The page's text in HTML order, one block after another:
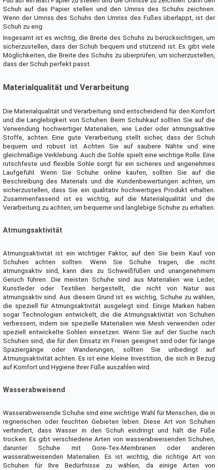
Schuh auf das Papier stellen und den Umriss des Schuhs zeichnen.
Wenn der Umriss des Schuhs den Umriss des Fußes überlappt, ist der
Schuh zu eng.
Insgesamt ist es wichtig, die Breite des Schuhs zu berücksichtigen, um
sicherzustellen, dass der Schuh bequem und stützend ist. Es gibt viele
Möglichkeiten, die Breite des Schuhs zu überprüfen, um sicherzustellen,
dass der Schuh perfekt passt.
Materialqualität und Verarbeitung
Die Materialqualität und Verarbeitung sind entscheidend für den Komfort
und die Langlebigkeit von Schuhen. Beim Schuhkauf sollten Sie auf die
Verwendung hochwertiger Materialien, wie Leder oder atmungsaktive
Stoffe, achten. Eine gute Verarbeitung stellt sicher, dass der Schuh
bequem und robust ist. Achten Sie auf saubere Nähte und eine
gleichmäßige Verklebung. Auch die Sohle spielt eine wichtige Rolle. Eine
rutschfeste und flexible Sohle sorgt für ein sicheres und angenehmes
Laufgefühl. Wenn Sie Schuhe online kaufen, sollten Sie auf die
Beschreibung des Materials und die Kundenbewertungen achten, um
sicherzustellen, dass Sie ein qualitativ hochwertiges Produkt erhalten.
Zusammenfassend ist es wichtig, auf die Materialqualität und die
Verarbeitung zu achten, um bequeme und langlebige Schuhe zu erhalten.
Atmungsaktivität
Atmungsaktivität ist ein wichtiger Faktor, auf den Sie beim Kauf von
Schuhen achten sollten. Wenn Sie Schuhe tragen, die nicht
atmungsaktiv sind, kann dies zu Schweißfüßen und unangenehmem
Geruch führen. Die meisten Schuhe sind aus Materialien wie Leder,
Kunstleder oder Textilien hergestellt, die nicht von Natur aus
atmungsaktiv sind. Aus diesem Grund ist es wichtig, Schuhe zu wählen,
die speziell für Atmungsaktivität ausgelegt sind. Einige Marken haben
sogar Technologien entwickelt, die die Atmungsaktivität von Schuhen
verbessern, indem sie spezielle Materialien wie Mesh verwenden oder
speziell entwickelte Sohlen einsetzen. Wenn Sie auf der Suche nach
Schuhen sind, die für den Einsatz im Freien geeignet sind oder für lange
Spaziergänge oder Wanderungen, sollten Sie unbedingt auf
Atmungsaktivität achten. Es ist eine kleine Investition, die sich in Bezug
auf Komfort und Hygiene Ihrer Füße auszahlen wird.
Wasserabweisend
Wasserabweisende Schuhe sind eine wichtige Wahl für Menschen, die in
regnerischen oder feuchten Gebieten leben. Diese Art von Schuhen
verhindert, dass Wasser in den Schuh eindringt und hält die Füße
trocken. Es gibt verschiedene Arten von wasserabweisenden Schuhen,
darunter Schuhe mit Gore-Tex-Membranen oder anderen
wasserabweisenden Materialien. Es ist wichtig, die richtige Art von
Schuhen für Ihre Bedürfnisse zu wählen, da einige Arten von